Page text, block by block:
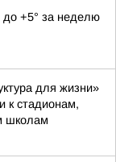
до +5° за неделю
для жизни»
к стадионам,
школам